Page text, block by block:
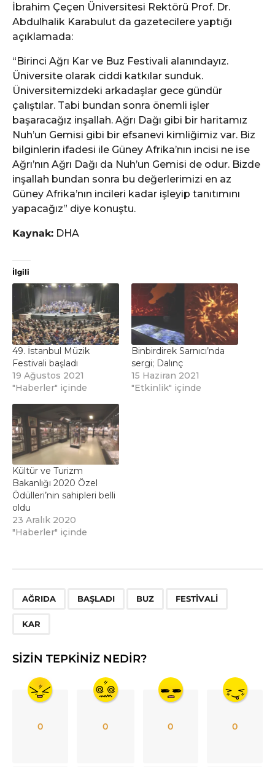
İbrahim Çeçen Üniversitesi Rektörü Prof. Dr.
Abdulhalik Karabulut da gazetecilere yaptığı
açıklamada:
“Birinci Ağrı Kar ve Buz Festivali alanındayız.
Üniversite olarak ciddi katkılar sunduk.
Üniversitemizdeki arkadaşlar gece gündür
çalıştılar. Tabi bundan sonra önemli işler
başaracağız inşallah. Ağrı Dağı gibi bir haritamız
Nuh’un Gemisi gibi bir efsanevi kimliğimiz var. Biz
bilginlerin ifadesi ile Güney Afrika’nın incisi ne ise
Ağrı’nın Ağrı Dağı da Nuh’un Gemisi de odur. Bizde
inşallah bundan sonra bu değerlerimizi en az
Güney Afrika’nın incileri kadar işleyip tanıtımını
yapacağız” diye konuştu.
Kaynak: DHA
İlgili
49. İstanbul Müzik
Festivali başladı
19 Ağustos 2021
"Haberler" içinde
Binbirdirek Sarnıcı’nda
sergi; Dalınç
15 Haziran 2021
"Etkinlik" içinde
Kültür ve Turizm
Bakanlığı 2020 Özel
Ödülleri’nin sahipleri belli
oldu
23 Aralık 2020
"Haberler" içinde
AĞRIDA BAŞLADI BUZ FESTIVALI
KAR
SIZIN TEPKINIZ NEDIR?
0 0 0 0